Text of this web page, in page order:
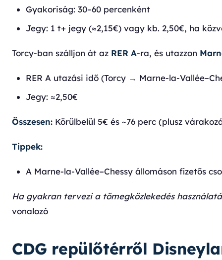
Gyakoriság: 30–60 percenként
Jegy: 1 t+ jegy (≈2,15€) vagy kb. 2,50€, ha
Torcy-ban szálljon át az RER A-ra, és utazzon
RER A utazási idő (Torcy → Marne-la-
Jegy: ≈2,50€
Összesen: Körülbelül 5€ és ~76 perc (plusz
Tippek:
A Marne-la-Vallée–Chessy állomáson fizetős
Ha gyakran tervezi a tömegközlekedés
vonalozó
CDG repülőtérről